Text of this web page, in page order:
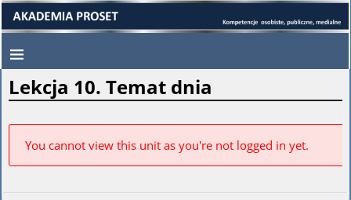
Lekcja 10. Temat dnia
You cannot view this unit as you're not logged in yet.